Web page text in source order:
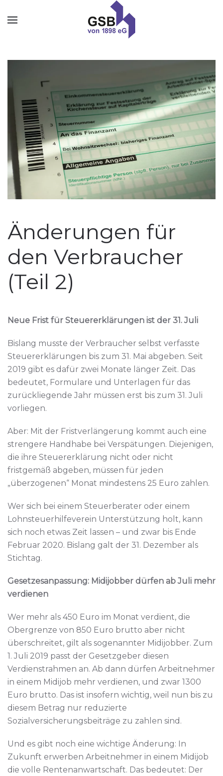
Änderungen für
den Verbraucher
(Teil 2)
Neue Frist für Steuererklärungen ist der 31. Juli
Bislang musste der Verbraucher selbst verfasste
Steuererklärungen bis zum 31. Mai abgeben. Seit
2019 gibt es dafür zwei Monate länger Zeit. Das
bedeutet, Formulare und Unterlagen für das
zurückliegende Jahr müssen erst bis zum 31. Juli
vorliegen.
Aber: Mit der Fristverlängerung kommt auch eine
strengere Handhabe bei Verspätungen. Diejenigen,
die ihre Steuererklärung nicht oder nicht
fristgemäß abgeben, müssen für jeden
„überzogenen“ Monat mindestens 25 Euro zahlen.
Wer sich bei einem Steuerberater oder einem
Lohnsteuerhilfeverein Unterstützung holt, kann
sich noch etwas Zeit lassen – und zwar bis Ende
Februar 2020. Bislang galt der 31. Dezember als
Stichtag.
Gesetzesanpassung: Midijobber dürfen ab Juli mehr
verdienen
Wer mehr als 450 Euro im Monat verdient, die
Obergrenze von 850 Euro brutto aber nicht
überschreitet, gilt als sogenannter Midijobber. Zum
1. Juli 2019 passt der Gesetzgeber diesen
Verdienstrahmen an. Ab dann dürfen Arbeitnehmer
in einem Midijob mehr verdienen, und zwar 1300
Euro brutto. Das ist insofern wichtig, weil nun bis zu
diesem Betrag nur reduzierte
Sozialversicherungsbeiträge zu zahlen sind.
Und es gibt noch eine wichtige Änderung: In
Zukunft erwerben Arbeitnehmer in einem Midijob
die volle Rentenanwartschaft. Das bedeutet: Der